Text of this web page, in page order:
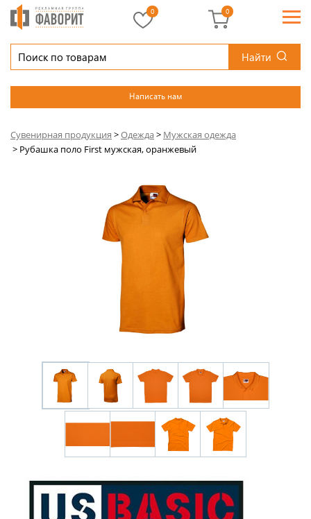
Найти
Написать нам
0 0
Сувенирная продукция >Одежда> Мужская одежда
> Рубашка поло First мужская, оранжевый